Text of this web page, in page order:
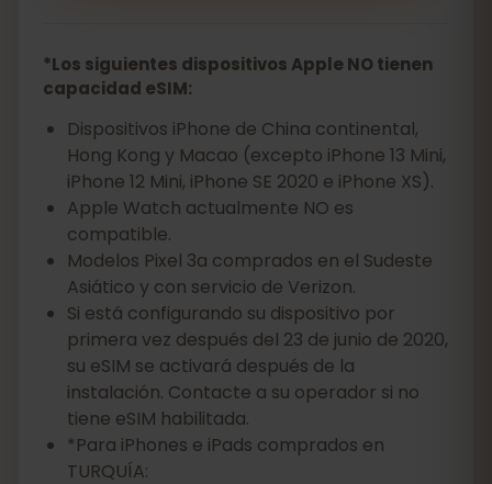
*Los siguientes dispositivos Apple NO tienen
capacidad eSIM:
Dispositivos iPhone de China continental,
Hong Kong y Macao (excepto iPhone 13 Mini,
iPhone 12 Mini, iPhone SE 2020 e iPhone XS).
Apple Watch actualmente NO es
compatible.
Modelos Pixel 3a comprados en el Sudeste
Asiático y con servicio de Verizon.
Si está configurando su dispositivo por
primera vez después del 23 de junio de 2020,
su eSIM se activará después de la
instalación. Contacte a su operador si no
tiene eSIM habilitada.
*Para iPhones e iPads comprados en
TURQUÍA: